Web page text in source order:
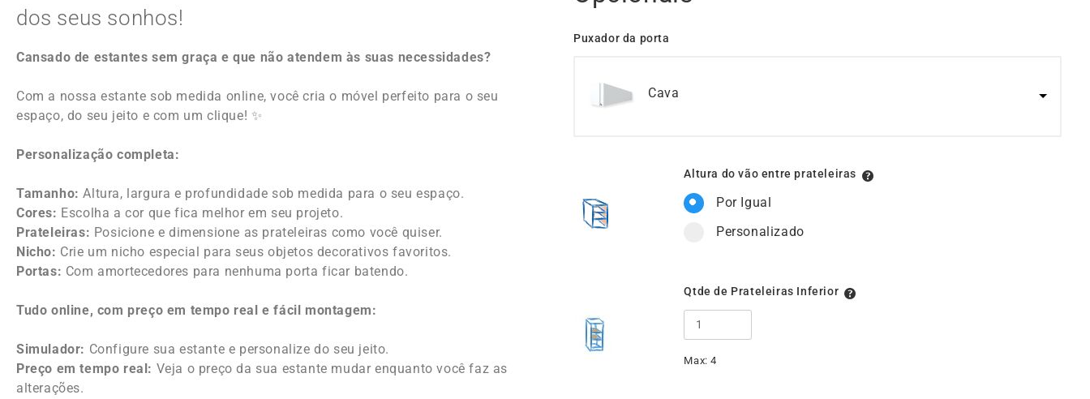
dos seus sonhos!
Cansado de estantes sem graça e que não atendem às suas necessidades?
Com a nossa estante sob medida online, você cria o móvel perfeito para o seu
espaço, do seu jeito e com um clique! ✨
Personalização completa:
Tamanho: Altura, largura e profundidade sob medida para o seu espaço.
Cores: Escolha a cor que fica melhor em seu projeto.
Prateleiras: Posicione e dimensione as prateleiras como você quiser.
Nicho: Crie um nicho especial para seus objetos decorativos favoritos.
Portas: Com amortecedores para nenhuma porta ficar batendo.
Tudo online, com preço em tempo real e fácil montagem:
Simulador: Configure sua estante e personalize do seu jeito.
Preço em tempo real: Veja o preço da sua estante mudar enquanto você faz as
alterações.
Puxador da porta
Cava
Altura do vão entre prateleiras
Por Igual
Personalizado
Qtde de Prateleiras Inferior
Max: 4